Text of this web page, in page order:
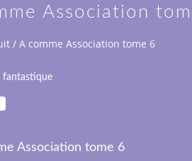
Association
/ A comme Association tome 6
fantastique